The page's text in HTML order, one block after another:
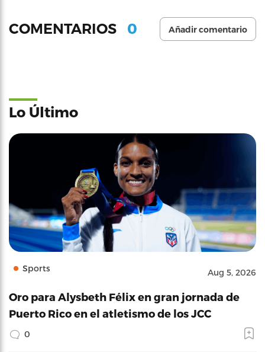
COMENTARIOS 0 Añadir comentario
Lo Último
Sports Aug 5, 2026
Oro para Alysbeth Félix en gran jornada de
Puerto Rico en el atletismo de los JCC
0